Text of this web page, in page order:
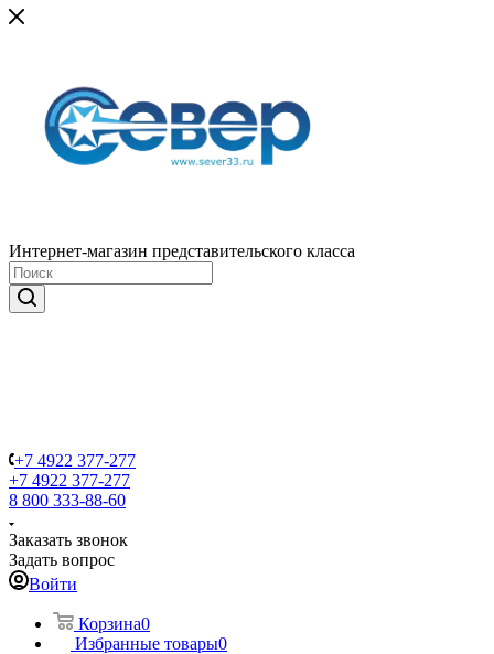
Интернет-магазин представительского класса
+7 4922 377-277
+7 4922 377-277
8 800 333-88-60
Заказать звонок
Задать вопрос
Войти
Корзина0
Избранные товары0